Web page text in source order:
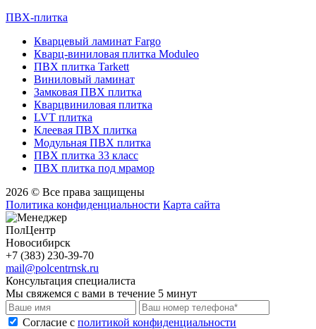
ПВХ-плитка
Кварцевый ламинат Fargo
Кварц-виниловая плитка Moduleo
ПВХ плитка Tarkett
Виниловый ламинат
Замковая ПВХ плитка
Кварцвиниловая плитка
LVT плитка
Клеевая ПВХ плитка
Модульная ПВХ плитка
ПВХ плитка 33 класс
ПВХ плитка под мрамор
2026 © Все права защищены
Политика конфиденциальности Карта сайта
ПолЦентр
Новосибирск
+7 (383) 230-39-70
mail@polcentrnsk.ru
Консультация специалиста
Мы свяжемся с вами в течение 5 минут
Cогласие с политикой конфиденциальности